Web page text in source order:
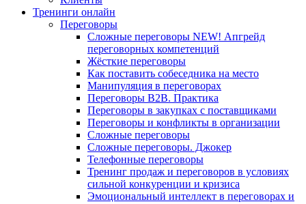
Тренинги онлайн
Переговоры
Сложные переговоры NEW! Апгрейд
переговорных компетенций
Жёсткие переговоры
Как поставить собеседника на место
Манипуляция в переговорах
Переговоры B2B. Практика
Переговоры в закупках с поставщиками
Переговоры и конфликты в организации
Сложные переговоры
Сложные переговоры. Джокер
Телефонные переговоры
Тренинг продаж и переговоров в условиях
сильной конкуренции и кризиса
Эмоциональный интеллект в переговорах и